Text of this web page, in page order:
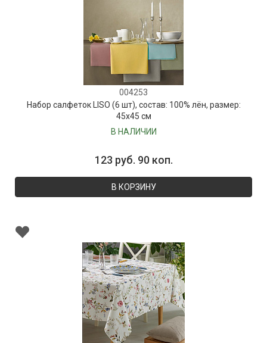
004253
Набор салфеток LISO (6 шт), состав: 100% лён, размер:
45х45 см
В НАЛИЧИИ
123 руб. 90 коп.
В КОРЗИНУ